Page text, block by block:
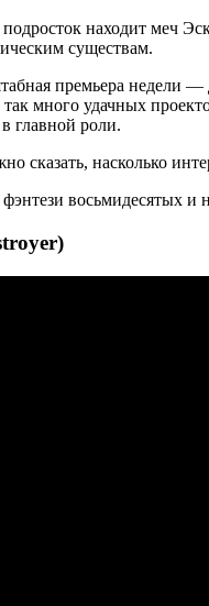
находит меч
существам.
премьера недели —
много удачных
главной роли.
сказать, насколько
фэнтези восьмидесятых